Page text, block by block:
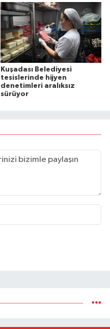
Kuşadası Belediyesi
tesislerinde hijyen
denetimleri aralıksız
sürüyor